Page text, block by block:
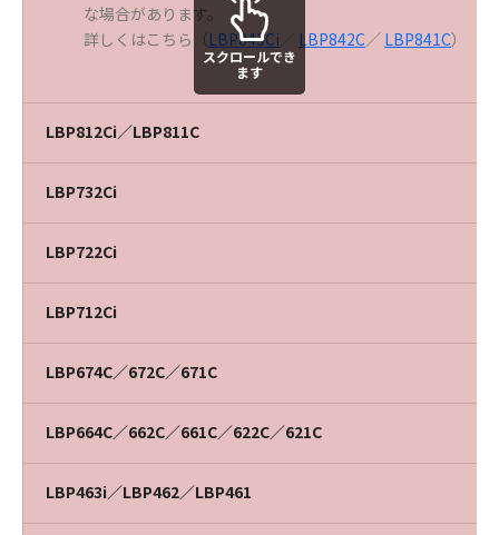
な場合があります。
詳しくはこちら（LBP843Ci LBP842C／ LBP841C）
LBP812Ci／LBP811C
LBP732Ci
LBP722Ci
LBP712Ci
LBP674C／672C／671C
LBP664C／662C／661C／622C／621C
LBP463i／LBP462／LBP461
スクロールでき
ます